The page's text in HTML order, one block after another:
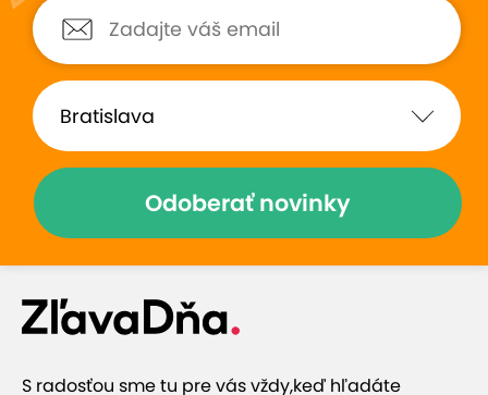
Bola som veľmi spokojná,
ďakujem :-)
Odporúčam, skvelá
objednany termín
web.
Zobraziť hodnotenia (6)
Prečo si vybrať túto ponuku
Odoberať novinky
S radosťou sme tu pre vás vždy,keď hľadáte